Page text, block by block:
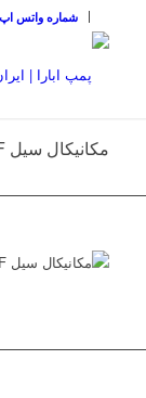
شماره واتس
مکانیکال سیل Type 270F